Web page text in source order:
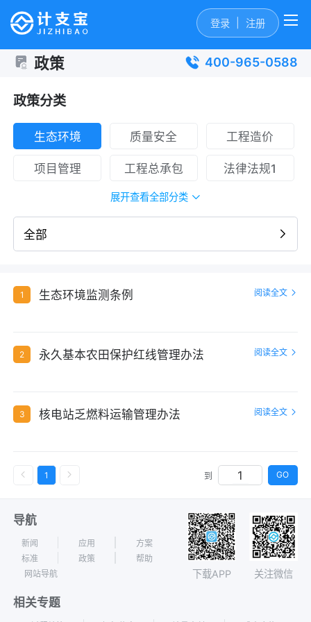
登录 注册
政策 400-965-0588
政策分类
生态环境 质量安全 工程造价
项目管理 工程总承包 法律法规1
展开查看全部分类
全部
1 生态环境监测条例 阅读全文
2 永久基本农田保护红线管理办法 阅读全文
3 核电站乏燃料运输管理办法 阅读全文
1 到 GO
导航
新闻 应用
方案
标准
政策
帮助
网站导航
下载APP 关注微信
相关专题